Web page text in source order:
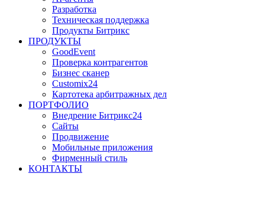
Разработка
Техническая поддержка
Продукты Битрикс
ПРОДУКТЫ
GoodEvent
Проверка контрагентов
Бизнес сканер
Customix24
Картотека арбитражных дел
ПОРТФОЛИО
Внедрение Битрикс24
Сайты
Продвижение
Мобильные приложения
Фирменный стиль
КОНТАКТЫ